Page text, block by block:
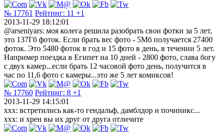
№ 17761 Рейтинг: 11 +1
2013-11-29 18:12:01
@arseniyars: моя колега решила разобрать свои фотки за 5 лет,
это 137Гб фоток. Если брать вес фото - 5Мб получается 27400
фоток. Это 5480 фоток в год и 15 фото в день, в течении 5 лет.
Например поездка в Египет на 10 дней - 2800 фото, слава богу
с двух камер...если брать 12 часовой фото день, получится в
час по 11,6 фото с камеры...это же 5 лет комиксов!
№ 17760 Рейтинг: 8 +1
2013-11-29 14:15:01
xxx: встретились как-то гендальф, дамблдор и починикс...
xxx: и хрен вы их друг от друга отличите